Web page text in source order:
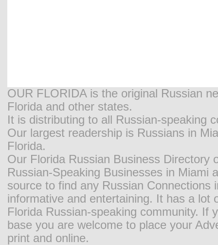
OUR FLORIDA is the original Russian
Florida and other states.
It is distributing to all Russian-speaking
Our largest readership is Russians in
Florida.
Our Florida Russian Business Directory
Russian-Speaking Businesses in Miami
source to find any Russian
informative and entertaining. It has a
Florida Russian-speaking community. If
base you are welcome to place your
print and online.